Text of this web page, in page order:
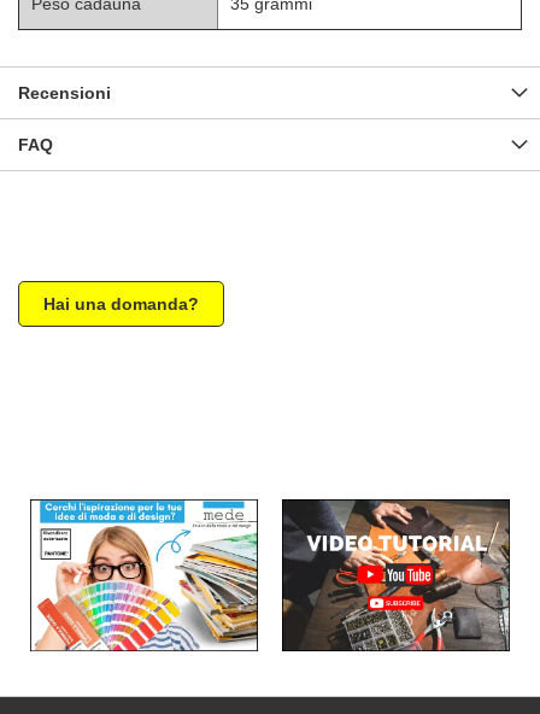
Recensioni
FAQ
Hai una domanda?